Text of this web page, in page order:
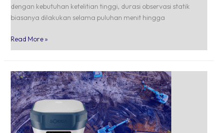
dengan kebutuhan ketelitian tinggi, durasi observasi statik
biasanya dilakukan selama puluhan menit hingga
Read More »
GNSS
Yang
Ditunggu-
tunggu:
Sokkia